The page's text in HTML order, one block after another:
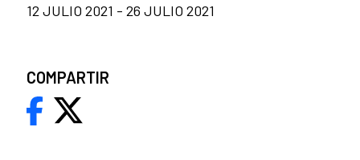
12 JULIO 2021 - 26 JULIO 2021
COMPARTIR